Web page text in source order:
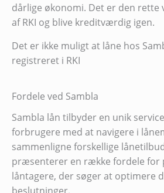
dårlige økonomi. Det er den rette
af RKI og blive kreditværdig igen.
Det er ikke muligt at låne hos
registreret i RKI
Fordele ved Sambla
Sambla lån tilbyder en unik
forbrugere med at navigere i
sammenligne forskellige
præsenterer en række fordele for
låntagere, der søger at optimere